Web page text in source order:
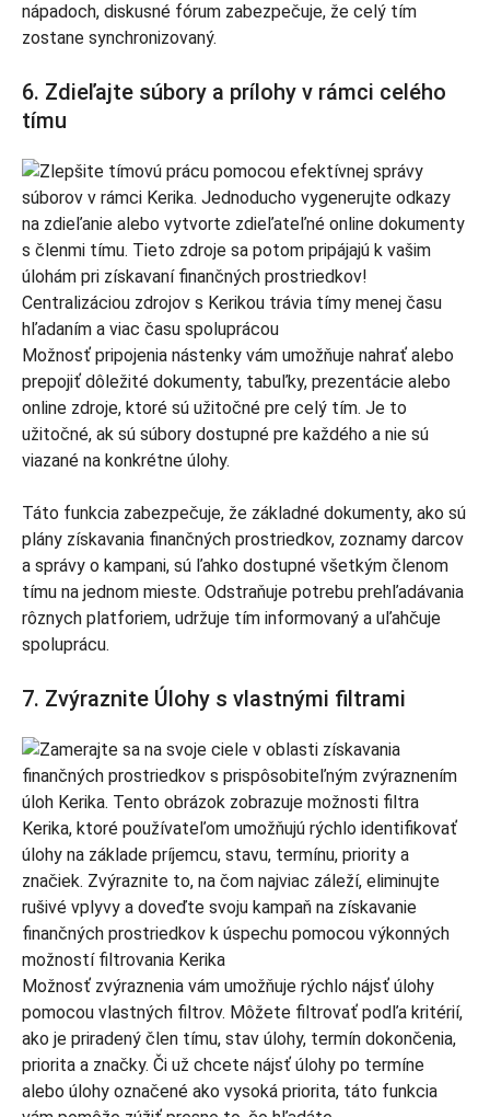
nápadoch, diskusné fórum zabezpečuje, že celý tím
zostane synchronizovaný.
6. Zdieľajte súbory a prílohy v rámci celého
tímu
Možnosť pripojenia nástenky vám umožňuje nahrať alebo
prepojiť dôležité dokumenty, tabuľky, prezentácie alebo
online zdroje, ktoré sú užitočné pre celý tím. Je to
užitočné, ak sú súbory dostupné pre každého a nie sú
viazané na konkrétne úlohy.
Táto funkcia zabezpečuje, že základné dokumenty, ako sú
plány získavania finančných prostriedkov, zoznamy darcov
a správy o kampani, sú ľahko dostupné všetkým členom
tímu na jednom mieste. Odstraňuje potrebu prehľadávania
rôznych platforiem, udržuje tím informovaný a uľahčuje
spoluprácu.
7. Zvýraznite Úlohy s vlastnými filtrami
Možnosť zvýraznenia vám umožňuje rýchlo nájsť úlohy
pomocou vlastných filtrov. Môžete filtrovať podľa kritérií,
ako je priradený člen tímu, stav úlohy, termín dokončenia,
priorita a značky. Či už chcete nájsť úlohy po termíne
alebo úlohy označené ako vysoká priorita, táto funkcia